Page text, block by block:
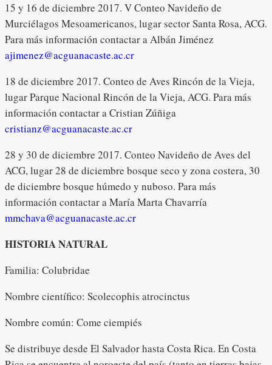
15 y 16 de diciembre 2017. V Conteo Navideño de
Murciélagos Mesoamericanos, lugar sector Santa Rosa, ACG.
Para más información contactar a Albán Jiménez
ajimenez@acguanacaste.ac.cr
18 de diciembre 2017. Conteo de Aves Rincón de la Vieja,
lugar Parque Nacional Rincón de la Vieja, ACG. Para más
información contactar a Cristian Zúñiga
cristianz@acguanacaste.ac.cr
28 y 30 de diciembre 2017. Conteo Navideño de Aves del
ACG, lugar 28 de diciembre bosque seco y zona costera, 30
de diciembre bosque húmedo y nuboso. Para más
información contactar a María Marta Chavarría
mmchava@acguanacaste.ac.cr
HISTORIA NATURAL
Familia: Colubridae
Nombre científico: Scolecophis atrocinctus
Nombre común: Come ciempiés
Se distribuye desde El Salvador hasta Costa Rica. En Costa